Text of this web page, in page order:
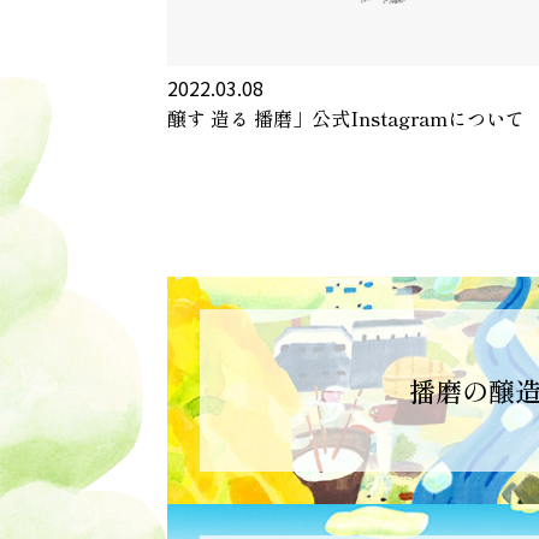
2022.03.08
醸す 造る 播磨」公式Instagramについて
播磨の醸